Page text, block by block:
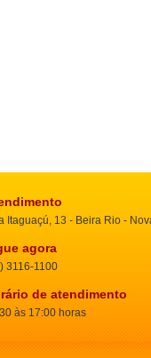
Itaguaçú, 13 - Beira Rio -
agora
3116-1100
de atendimento
às 17:00 horas